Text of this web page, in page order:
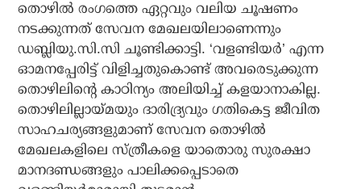
തൊഴില്‍ രംഗത്തെ ഏറ്റവും വലിയ ചൂഷണം
നടക്കുന്നത് സേവന മേഖലയിലാണെന്നും
ഡബ്ലിയു.സി.സി ചൂണ്ടിക്കാട്ടി. ‘വളണ്ടിയര്‍’ എന്ന
ഓമനപ്പേരിട്ട് വിളിച്ചതുകൊണ്ട് അവരെടുക്കുന്ന
തൊഴിലിന്റെ കാഠിന്യം അലിയിച്ച് കളയാനാകില്ല.
തൊഴിലില്ലായ്മയും ദാരിദ്ര്യവും ഗതികെട്ട ജീവിത
സാഹചര്യങ്ങളുമാണ് സേവന തൊഴില്‍
മേഖലകളിലെ സ്ത്രീകളെ യാതൊരു സുരക്ഷാ
മാനദണ്ഡങ്ങളും പാലിക്കപ്പെടാതെ